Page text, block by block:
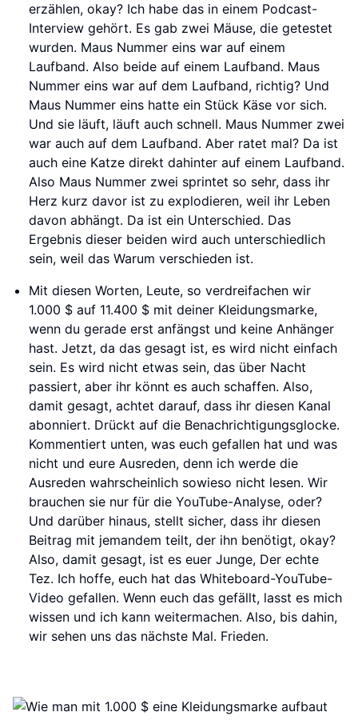
erzählen, okay? Ich habe das in einem Podcast-
Interview gehört. Es gab zwei Mäuse, die getestet
wurden. Maus Nummer eins war auf einem
Laufband. Also beide auf einem Laufband. Maus
Nummer eins war auf dem Laufband, richtig? Und
Maus Nummer eins hatte ein Stück Käse vor sich.
Und sie läuft, läuft auch schnell. Maus Nummer zwei
war auch auf dem Laufband. Aber ratet mal? Da ist
auch eine Katze direkt dahinter auf einem Laufband.
Also Maus Nummer zwei sprintet so sehr, dass ihr
Herz kurz davor ist zu explodieren, weil ihr Leben
davon abhängt. Da ist ein Unterschied. Das
Ergebnis dieser beiden wird auch unterschiedlich
sein, weil das Warum verschieden ist.
Mit diesen Worten, Leute, so verdreifachen wir
1.000 $ auf 11.400 $ mit deiner Kleidungsmarke,
wenn du gerade erst anfängst und keine Anhänger
hast. Jetzt, da das gesagt ist, es wird nicht einfach
sein. Es wird nicht etwas sein, das über Nacht
passiert, aber ihr könnt es auch schaffen. Also,
damit gesagt, achtet darauf, dass ihr diesen Kanal
abonniert. Drückt auf die Benachrichtigungsglocke.
Kommentiert unten, was euch gefallen hat und was
nicht und eure Ausreden, denn ich werde die
Ausreden wahrscheinlich sowieso nicht lesen. Wir
brauchen sie nur für die YouTube-Analyse, oder?
Und darüber hinaus, stellt sicher, dass ihr diesen
Beitrag mit jemandem teilt, der ihn benötigt, okay?
Also, damit gesagt, ist es euer Junge, Der echte
Tez. Ich hoffe, euch hat das Whiteboard-YouTube-
Video gefallen. Wenn euch das gefällt, lasst es mich
wissen und ich kann weitermachen. Also, bis dahin,
wir sehen uns das nächste Mal. Frieden.